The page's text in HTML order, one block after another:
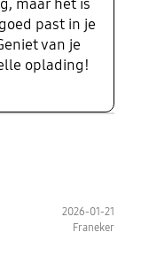
maar het is
past in je
van je
oplading!
2026-01-21
Franeker